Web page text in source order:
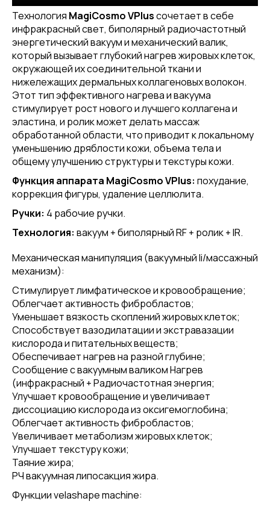
Технология MagiCosmo VPlusсочетает в себе
инфракрасный свет, биполярный радиочастотный
энергетический вакуум и механический валик,
который вызывает глубокий нагрев жировых клеток,
окружающей их соединительной ткани и
нижележащих дермальных коллагеновых волокон.
Этот тип эффективного нагрева и вакуума
стимулирует рост нового и лучшего коллагена и
эластина, и ролик может делать массаж
обработанной области, что приводит к локальному
уменьшению дряблости кожи, объема тела и
общему улучшению структуры и текстуры кожи.
Функция аппарата MagiCosmo VPlus: похудание,
коррекция фигуры, удаление целлюлита.
Ручки: 4 рабочие ручки.
Технология: вакуум + биполярный RF + ролик + IR.
Механическая манипуляция (вакуумный li/массажный
механизм):
Стимулирует лимфатическое и кровообращение;
Облегчает активность фибробластов;
Уменьшает вязкость скоплений жировых клеток;
Способствует вазодилатации и экстравазации
кислорода и питательных веществ;
Обеспечивает нагрев на разной глубине;
Сообщение с вакуумным валиком Нагрев
(инфракрасный + Радиочастотная энергия;
Улучшает кровообращение и увеличивает
диссоциацию кислорода из оксигемоглобина;
Облегчает активность фибробластов;
Увеличивает метаболизм жировых клеток;
Улучшает текстуру кожи;
Таяние жира;
РЧ вакуумная липосакция жира.
Функции velashape machine: